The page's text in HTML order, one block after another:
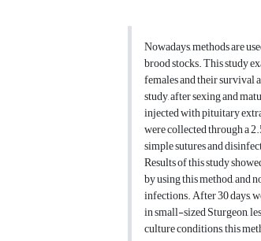
Nowadays, methods are
brood stocks. This study
females and their survival
study, after sexing and
injected with pituitary
were collected through a
simple sutures and
Results of this study
by using this method,
infections. After 30 days,
in small-sized Sturgeon,
culture conditions, this